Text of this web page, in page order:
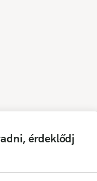
érdeklődj